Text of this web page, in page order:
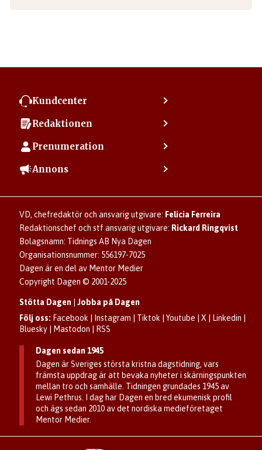
Kundcenter
Min sida
Vanliga frågor
Användarvillkor
Redaktionen
Tipsa Dagen
Vill du debattera i Dagen?
Dagen förklarar
Upphovsrätt och AI
Om Dagen
Prenumeration
Så skapar du ett konto
Dagen som taltidningen
Senaste numret av eDagen
Dagens arkiv
Annons
Annonsera
Familjeannonser
Se dödsannonser/minnesrum
Anmäl störande/felaktig annons
VD, chefredaktör och ansvarig utgivare: Felicia Ferreira
Redaktionschef och stf ansvarig utgivare: Rickard Ringqvist
Bolagsnamn: Tidnings AB Nya Dagen
Organisationsnummer: 556197-7025
Dagen är en del av Mentor Medier
Copyright Dagen © 2001-2025
Stötta Dagen |Jobba på Dagen
Följ oss: Facebook Instagram Tiktok |Youtube |X Linkedin
Bluesky
Mastodon RSS
Dagen sedan 1945
Dagen är Sveriges största kristna dagstidning, vars
främsta uppdrag är att bevaka nyheter i skärningspunkten
mellan tro och samhälle. Tidningen grundades 1945 av
Lewi Pethrus. I dag har Dagen en bred ekumenisk profil
och ägs sedan 2010 av det nordiska medieföretaget
Mentor Medier.